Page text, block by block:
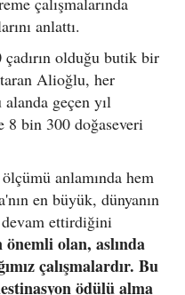
anlattı.
çadırın olduğu butik bir
Alioğlu, her
geçen yıl
8 bin 300 doğaseveri
anlamında hem
en büyük, dünyanın
devam ettirdiğini
olan, aslında
çalışmalardır. Bu
ödülü alma